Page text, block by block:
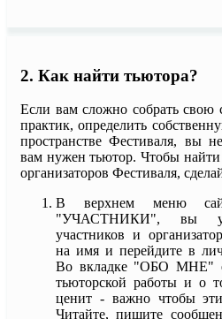
2. Как найти тьютора?
Если вам сложно собрать свою
практик, определить
пространстве Фестиваля, вы
вам нужен тьютор. Чтобы найти
организаторов Фестиваля,
В верхнем меню
"УЧАСТНИКИ", вы
участников и
на имя и перейдите в
Во вкладке "ОБО МНЕ"
тьюторской работы и о
ценит - важно чтобы
Читайте, пишите